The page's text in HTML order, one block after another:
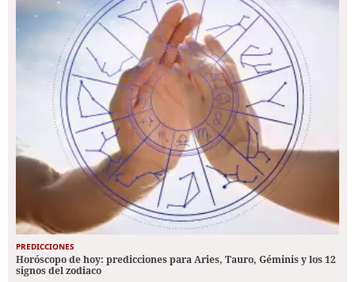
PREDICCIONES
Horóscopo de hoy: predicciones para Aries, Tauro, Géminis y los 12
signos del zodiaco